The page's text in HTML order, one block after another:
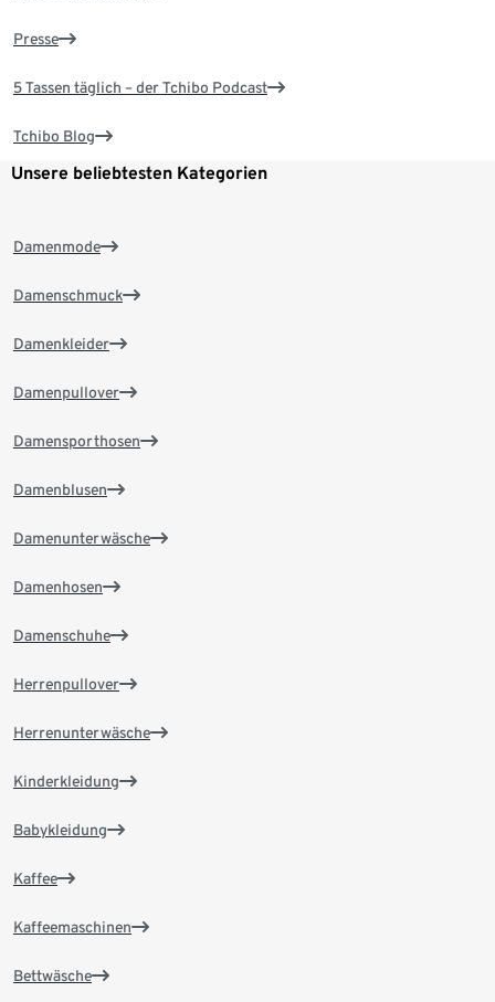
Presse
5 Tassen täglich – der Tchibo Podcast
Tchibo Blog
Unsere beliebtesten Kategorien
Damenmode
Damenschmuck
Damenkleider
Damenpullover
Damensporthosen
Damenblusen
Damenunterwäsche
Damenhosen
Damenschuhe
Herrenpullover
Herrenunterwäsche
Kinderkleidung
Babykleidung
Kaffee
Kaffeemaschinen
Bettwäsche